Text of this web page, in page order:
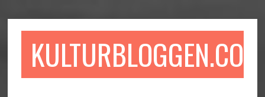
till
till
sidofältet
till
KULTURBLOGGEN.COM